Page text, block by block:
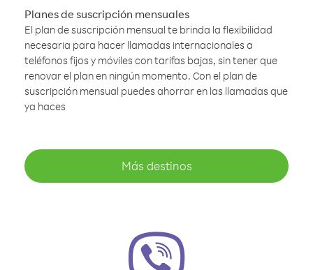
Planes de suscripción mensuales
El plan de suscripción mensual te brinda la flexibilidad
necesaria para hacer llamadas internacionales a
teléfonos fijos y móviles con tarifas bajas, sin tener que
renovar el plan en ningún momento. Con el plan de
suscripción mensual puedes ahorrar en las llamadas que
ya haces
Más destinos